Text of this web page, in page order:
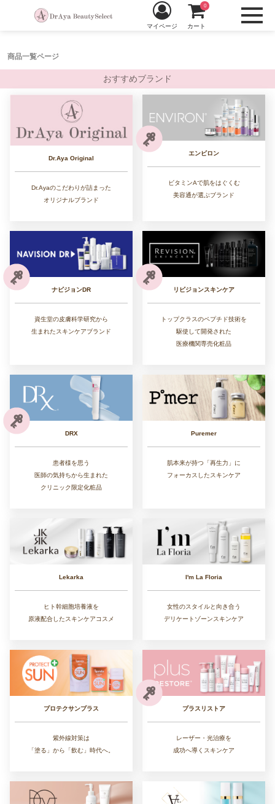
商品一覧ページ
マイページ カート
0
おすすめブランド
Dr.Aya Original
Dr.Ayaのこだわりが詰まった
オリジナルブランド
エンビロン
ビタミンAで肌をはぐくむ
美容通が選ぶブランド
ナビジョンDR
資生堂の皮膚科学研究から
生まれたスキンケアブランド
リビジョンスキンケア
トップクラスのペプチド技術を
駆使して開発された
医療機関専売化粧品
DRX
患者様を思う
医師の気持ちから生まれた
クリニック限定化粧品
Puremer
肌本来が持つ「再生力」に
フォーカスしたスキンケア
Lekarka
ヒト幹細胞培養液を
原液配合したスキンケアコスメ
I'm La Floria
女性のスタイルと向き合う
デリケートゾーンスキンケア
プロテクサンプラス
紫外線対策は
「塗る」から「飲む」時代へ。
プラスリストア
レーザー・光治療を
成功へ導くスキンケア